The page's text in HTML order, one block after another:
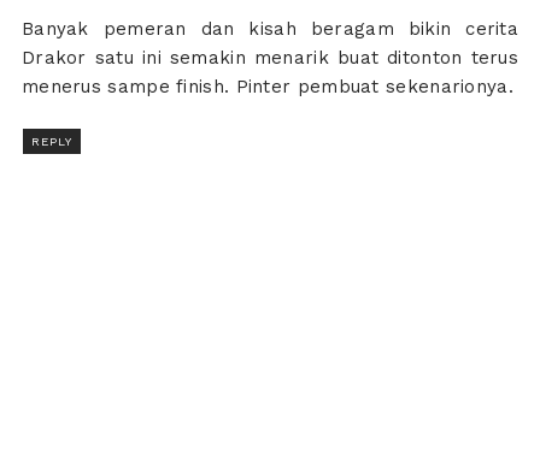
Banyak pemeran dan kisah beragam bikin cerita
Drakor satu ini semakin menarik buat ditonton terus
menerus sampe finish. Pinter pembuat sekenarionya.
REPLY